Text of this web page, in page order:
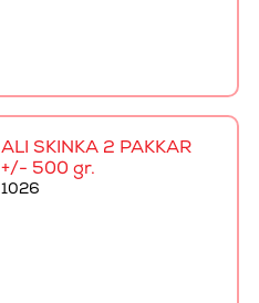
ALI SKINKA 2 PAKKAR
+/- 500 gr.
1026